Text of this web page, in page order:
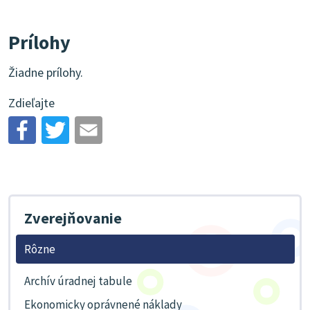
Prílohy
Žiadne prílohy.
Zdieľajte
Zverejňovanie
Rôzne
Archív úradnej tabule
Ekonomicky oprávnené náklady